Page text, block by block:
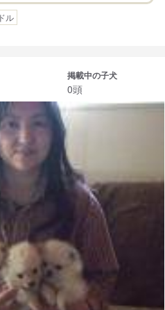
ル
掲載中の子犬
0頭